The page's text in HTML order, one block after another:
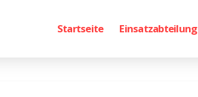
Startseite Einsatzabteilung